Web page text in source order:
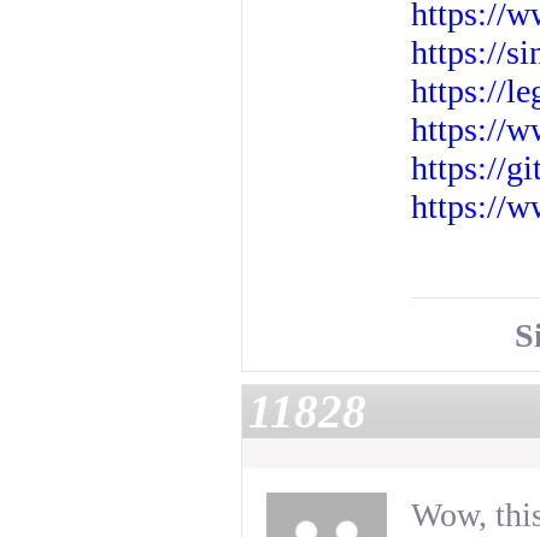
https://
https://
https://
https://
https://
https://
11828
Wow,